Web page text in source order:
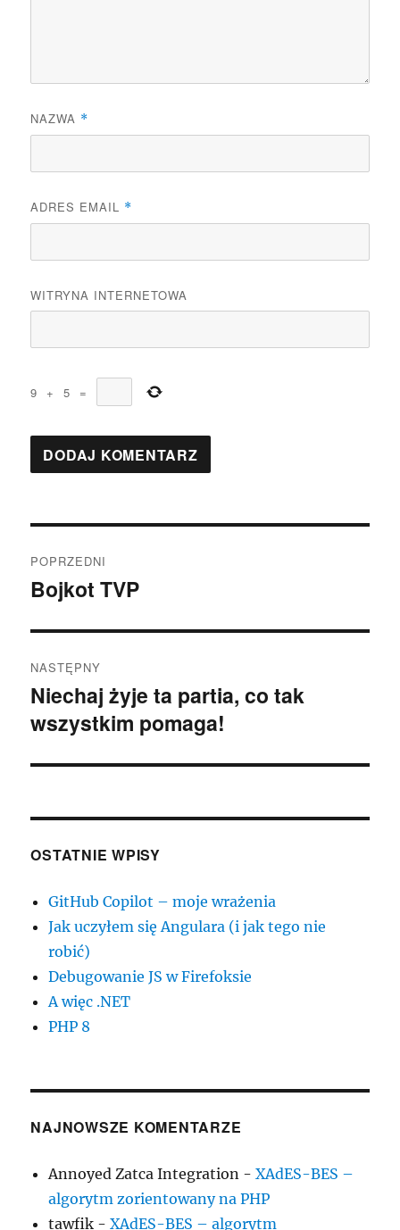
NAZWA *
ADRES EMAIL *
WITRYNA INTERNETOWA
9 + 5 =
wpisu
POPRZEDNI
Poprzedni
Bojkot TVP
NASTĘPNY
Następny
wpis:
Niechaj żyje ta partia, co tak
wszystkim pomaga!
OSTATNIE WPISY
GitHub Copilot – moje wrażenia
Jak uczyłem się Angulara (i jak tego nie
robić)
Debugowanie JS w Firefoksie
A więc .NET
PHP 8
NAJNOWSZE KOMENTARZE
Annoyed Zatca Integration -XAdES-BES –
algorytm zorientowany na PHP
tawfik -XAdES-BES – algorytm